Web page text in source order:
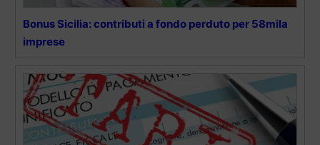
Bonus Sicilia: contributi a fondo perduto per 58mila
imprese